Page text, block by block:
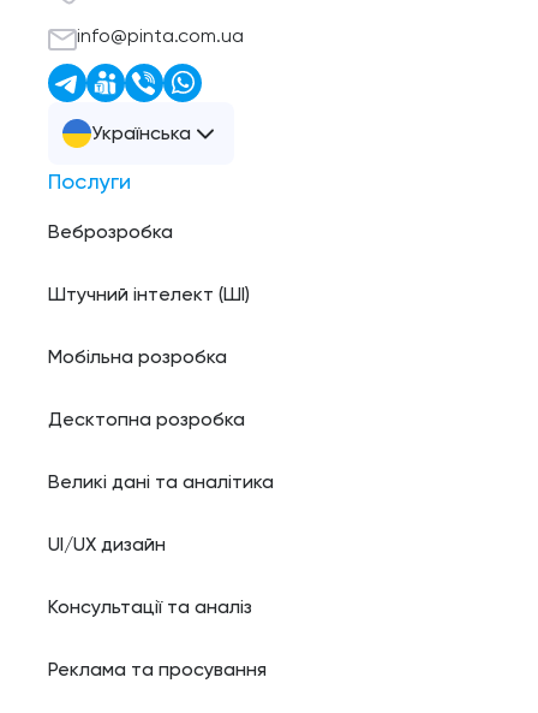
info@pinta.com.ua
Українська
Послуги
Веброзробка
Штучний інтелект (ШI)
Мобільна розробка
Десктопна розробка
Великі дані та аналітика
UI/UX дизайн
Консультації та аналіз
Реклама та просування